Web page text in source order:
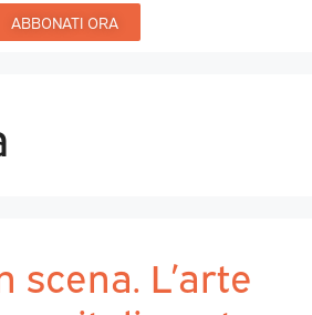
ABBONATI ORA
scena. L’arte